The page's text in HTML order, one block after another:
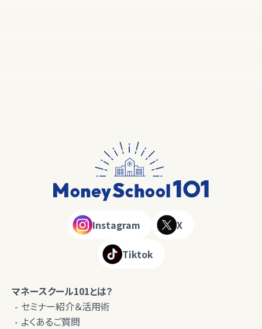
Instagram X
Tiktok
マネースクール101とは？
セミナー紹介＆活用術
よくあるご質問